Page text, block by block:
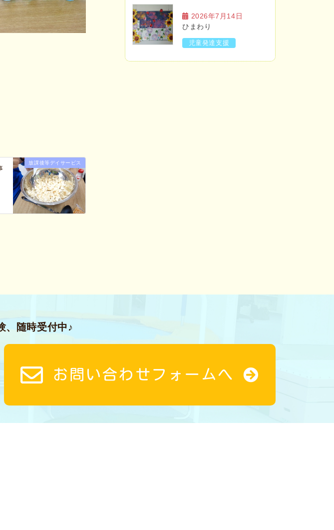
放課後等デイサービス
2026年7月14日
ひまわり
児童発達支援
、随時受付中♪
お問い合わせフォームへ